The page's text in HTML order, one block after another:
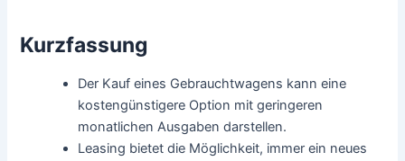
Kurzfassung
Der Kauf eines Gebrauchtwagens kann eine
kostengünstigere Option mit geringeren
monatlichen Ausgaben darstellen.
Leasing bietet die Möglichkeit, immer ein neues